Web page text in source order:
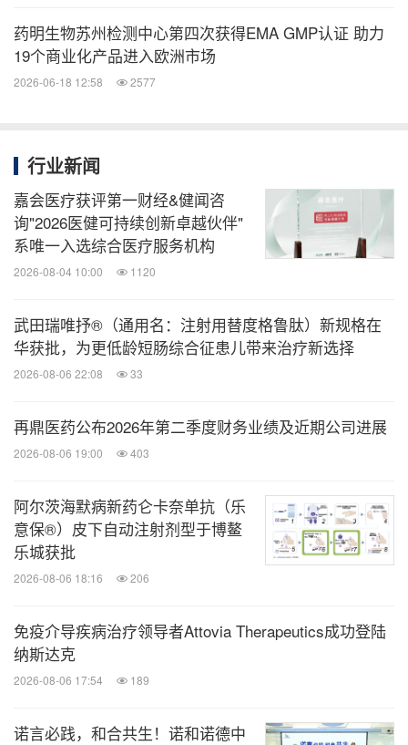
药明生物苏州检测中心第四次获得EMA GMP认证 助力
19个商业化产品进入欧洲市场
2026-06-18 12:58 2577
行业新闻
嘉会医疗获评第一财经&健闻咨
询"2026医健可持续创新卓越伙伴"
系唯一入选综合医疗服务机构
2026-08-04 10:00 1120
武田瑞唯抒®（通用名：注射用替度格鲁肽）新规格在
华获批，为更低龄短肠综合征患儿带来治疗新选择
2026-08-06 22:08 33
再鼎医药公布2026年第二季度财务业绩及近期公司进展
2026-08-06 19:00 403
阿尔茨海默病新药仑卡奈单抗（乐
意保®）皮下自动注射剂型于博鳌
乐城获批
2026-08-06 18:16 206
免疫介导疾病治疗领导者Attovia Therapeutics成功登陆
纳斯达克
2026-08-06 17:54 189
诺言必践，和合共生！诺和诺德中